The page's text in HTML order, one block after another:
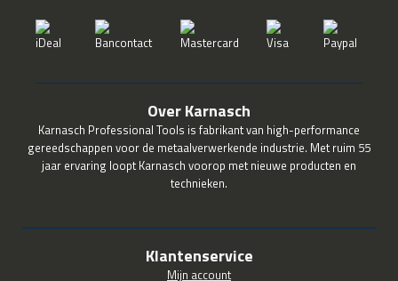
Over Karnasch
Karnasch Professional Tools is fabrikant van high-performance
gereedschappen voor de metaalverwerkende industrie. Met ruim 55
jaar ervaring loopt Karnasch voorop met nieuwe producten en
technieken.
Klantenservice
Mijn account